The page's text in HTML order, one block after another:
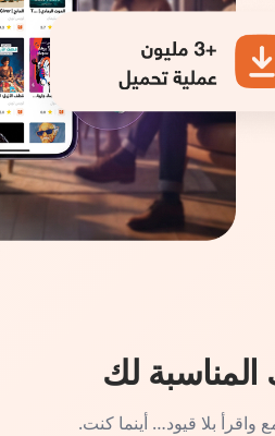
لك
بلا قيود… أينما كنت.